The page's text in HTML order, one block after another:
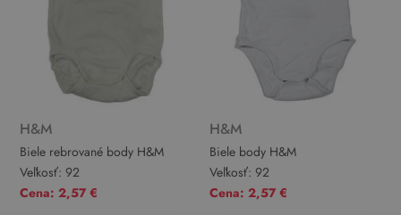
H&M
Biele rebrované body H&M
Veľkosť: 92
Cena: 2,57 €
H&M
Biele body H&M
Veľkosť: 92
Cena: 2,57 €